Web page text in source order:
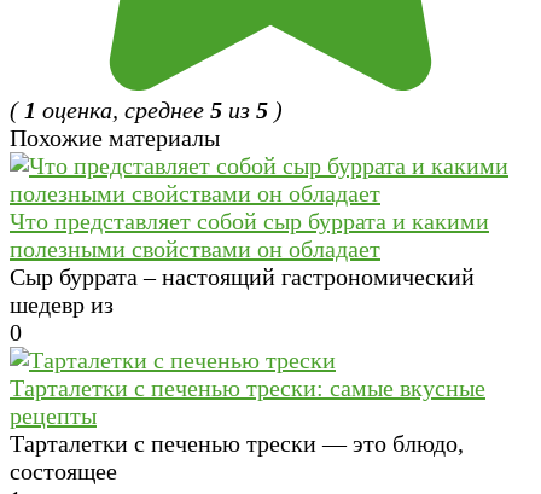
( 1 оценка, среднее 5 из 5 )
Похожие материалы
Что представляет собой сыр буррата и какими
полезными свойствами он обладает
Сыр буррата – настоящий гастрономический
шедевр из
0
Тарталетки с печенью трески: самые вкусные
рецепты
Тарталетки с печенью трески — это блюдо,
состоящее